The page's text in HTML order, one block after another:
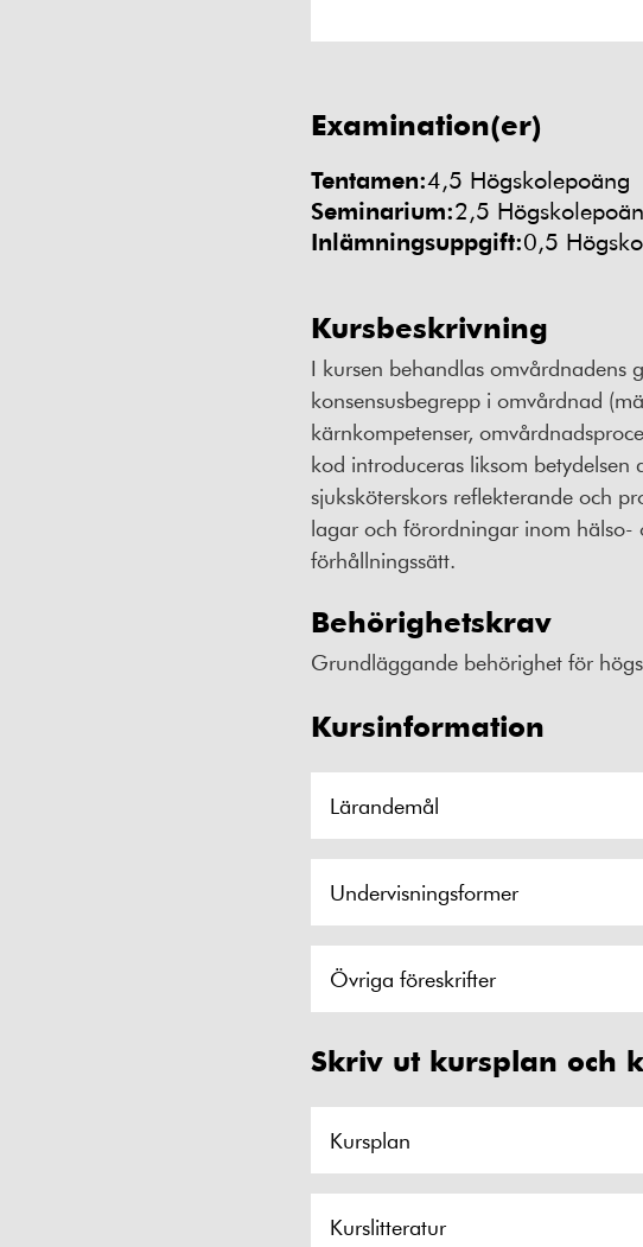
Examination(er)
Tentamen:4,5 Högskolepoäng
Seminarium:2,5
Inlämningsuppgift:0,5
Kursbeskrivning
I kursen behandlas omvårdnadens
konsensusbegrepp i omvårdnad
kärnkompetenser,
kod introduceras liksom
sjuksköterskors reflekterande och
lagar och förordningar inom hälso-
förhållningssätt.
Behörighetskrav
Grundläggande behörighet för
Kursinformation
Lärandemål
Undervisningsformer
Övriga föreskrifter
Skriv ut kursplan och
Kursplan
Kurslitteratur